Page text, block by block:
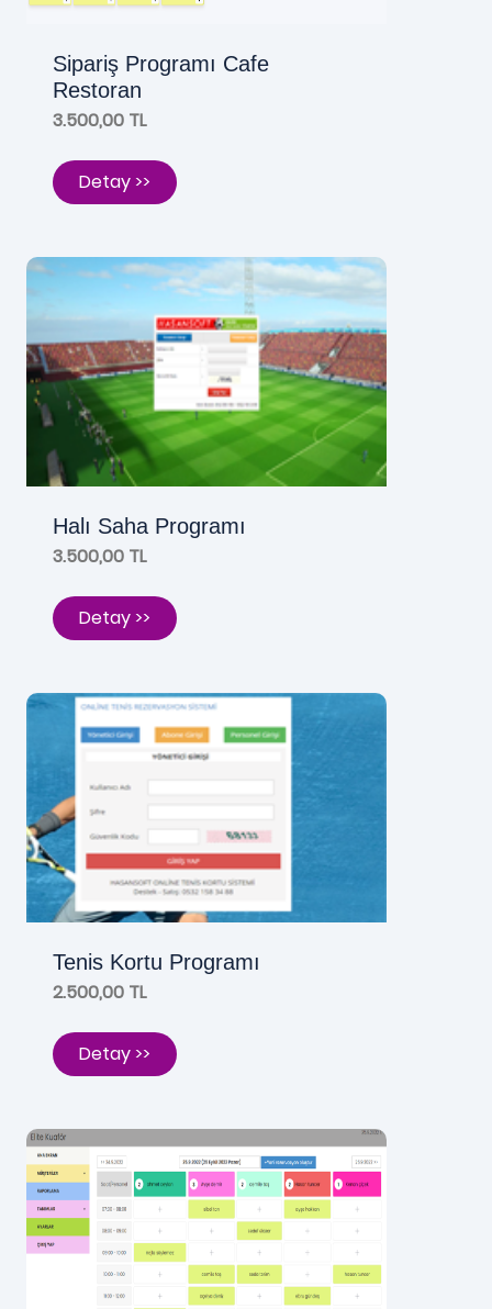
Sipariş Programı Cafe
Restoran
3.500,00 TL
Detay >>
Halı Saha Programı
3.500,00 TL
Detay >>
Tenis Kortu Programı
2.500,00 TL
Detay >>